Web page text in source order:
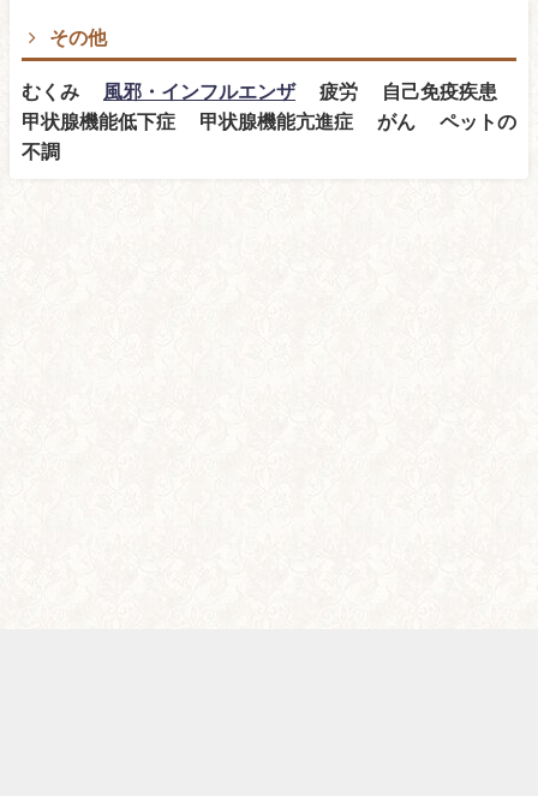
その他
むくみ 風邪・インフルエンザ疲労 自己免疫疾患
甲状腺機能低下症 甲状腺機能亢進症 がん ペットの
不調